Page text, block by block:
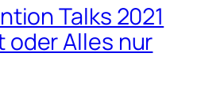
Talks 2021
oder Alles nur